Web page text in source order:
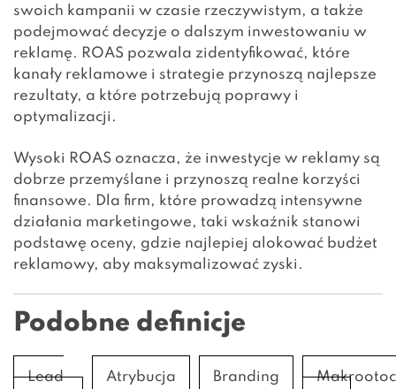
swoich kampanii w czasie rzeczywistym, a także
podejmować decyzje o dalszym inwestowaniu w
reklamę. ROAS pozwala zidentyfikować, które
kanały reklamowe i strategie przynoszą najlepsze
rezultaty, a które potrzebują poprawy i
optymalizacji.
Wysoki ROAS oznacza, że inwestycje w reklamy są
dobrze przemyślane i przynoszą realne korzyści
finansowe. Dla firm, które prowadzą intensywne
działania marketingowe, taki wskaźnik stanowi
podstawę oceny, gdzie najlepiej alokować budżet
reklamowy, aby maksymalizować zyski.
Podobne definicje
Lead
Atrybucja Branding